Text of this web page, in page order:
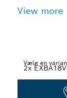
View more
Vælg en